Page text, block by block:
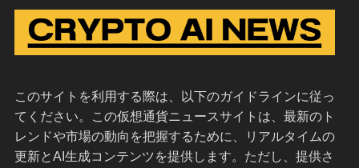
このサイトを利用する際は、以下のガイドラインに従っ
てください。この仮想通貨ニュースサイトは、最新のト
レンドや市場の動向を把握するために、リアルタイムの
更新とAI生成コンテンツを提供します。ただし、提供さ